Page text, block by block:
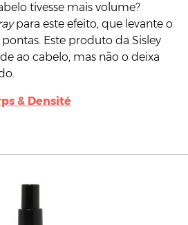
tivesse mais volume?
para este efeito, que levante o
Este produto da Sisley
ao cabelo, mas não o deixa
& Densité